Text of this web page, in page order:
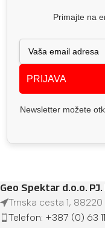
Primajte na
PRIJAVA
Newsletter možete
Geo Spektar d.o.o.
Trnska cesta 1, 88220
Telefon: +387 (0) 63